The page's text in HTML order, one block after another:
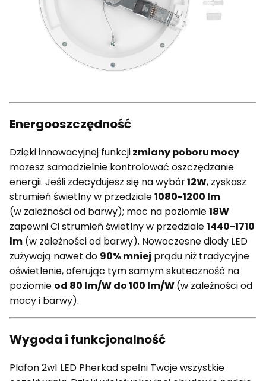
Energooszczędność
Dzięki innowacyjnej funkcjizmiany poboru mocy
możesz samodzielnie kontrolować oszczędzanie
energii. Jeśli zdecydujesz się na wybór12W, zyskasz
strumień świetlny w przedziale1080-1200 lm
(w zależności od barwy); moc na poziomie18W
zapewni Ci strumień świetlny w przedziale1440-1710
lm (w zależności od barwy). Nowoczesne diody LED
zużywają nawet do 90% mniej prądu niż tradycyjne
oświetlenie, oferując tym samym skuteczność na
poziomie od 80 lm/W do 100 lm/W(w zależności od
mocy i barwy).
Wygoda i funkcjonalność
Plafon 2w1 LED Pherkad spełni Twoje wszystkie